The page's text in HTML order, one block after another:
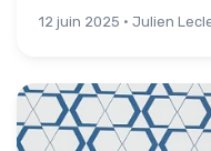
12 juin 2025 · Julien